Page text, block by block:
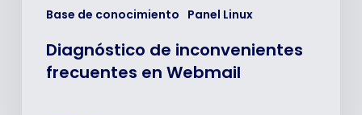
Base de conocimiento Panel Linux
Diagnóstico de inconvenientes
frecuentes en Webmail